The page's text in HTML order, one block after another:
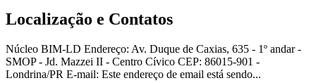
Localização e Contatos
Núcleo BIM-LD Endereço: Av. Duque de Caxias, 635 - 1º andar -
SMOP - Jd. Mazzei II - Centro Cívico CEP: 86015-901 -
Londrina/PR E-mail: Este endereço de email está sendo...